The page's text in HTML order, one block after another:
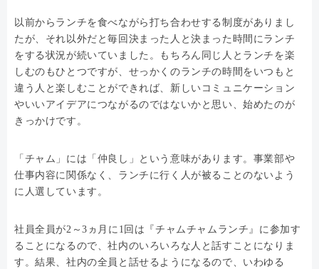
以前からランチを食べながら打ち合わせする制度がありまし
たが、それ以外だと毎回決まった人と決まった時間にランチ
をする状況が続いていました。もちろん同じ人とランチを楽
しむのもひとつですが、せっかくのランチの時間をいつもと
違う人と楽しむことができれば、新しいコミュニケーション
やいいアイデアにつながるのではないかと思い、始めたのが
きっかけです。
「チャム」には「仲良し」という意味があります。事業部や
仕事内容に関係なく、ランチに行く人が被ることのないよう
に人選しています。
社員全員が2～3ヵ月に1回は『チャムチャムランチ』に参加す
ることになるので、社内のいろいろな人と話すことになりま
す。結果、社内の全員と話せるようになるので、いわゆる